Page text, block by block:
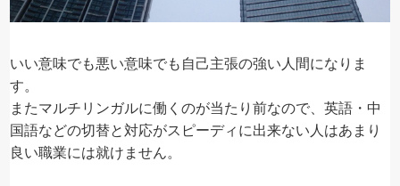
いい意味でも悪い意味でも自己主張の強い人間になりま
す。
またマルチリンガルに働くのが当たり前なので、英語・中
国語などの切替と対応がスピーディに出来ない人はあまり
良い職業には就けません。